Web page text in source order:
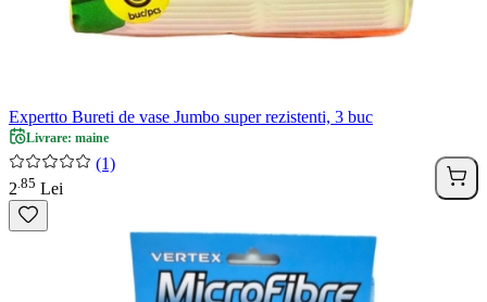
Expertto Bureti de vase Jumbo super rezistenti, 3 buc
Livrare: maine
(1)
2 85 Lei